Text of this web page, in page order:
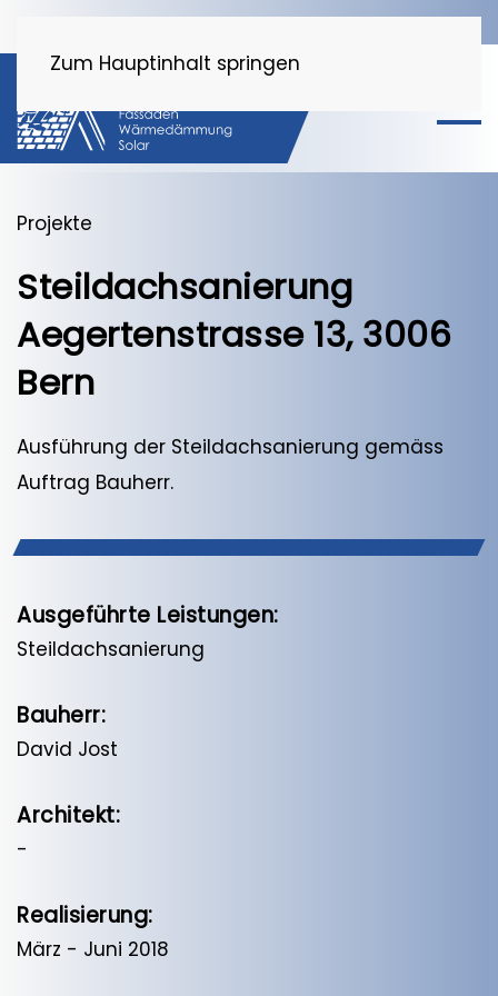
Zum Hauptinhalt springen
Projekte
Steildachsanierung
Aegertenstrasse 13, 3006
Bern
Ausführung der Steildachsanierung gemäss
Auftrag Bauherr.
Ausgeführte Leistungen:
Steildachsanierung
Bauherr:
David Jost
Architekt:
-
Realisierung:
März - Juni 2018